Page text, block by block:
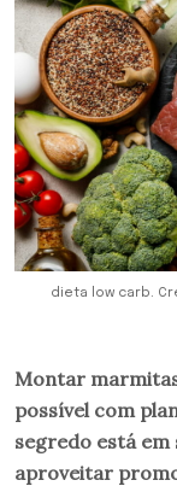
dieta low carb.
Montar
possível com
segredo está
aproveitar